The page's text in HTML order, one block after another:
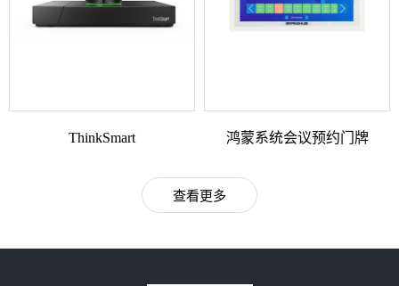
ThinkSmart 鸿蒙系统会议预约门牌
查看更多